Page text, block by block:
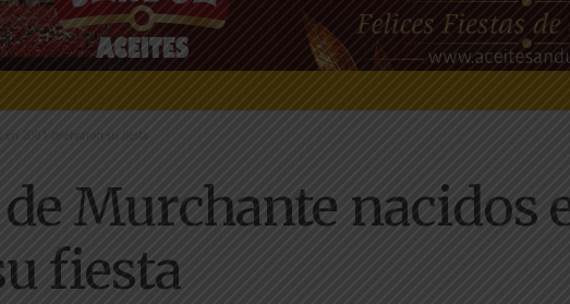
en 2001 celebraron su fiesta
Murchante nacidos
fiesta